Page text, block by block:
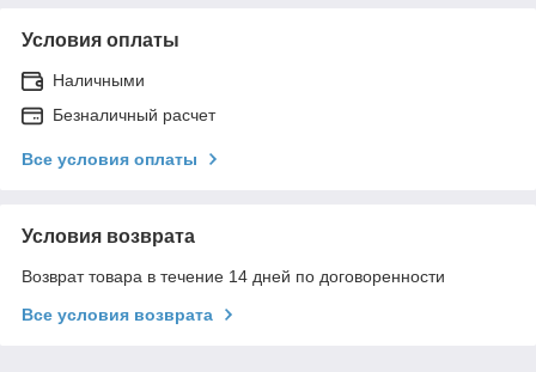
Условия оплаты
Наличными
Безналичный расчет
Все условия оплаты
Условия возврата
Возврат товара в течение 14 дней по договоренности
Все условия возврата